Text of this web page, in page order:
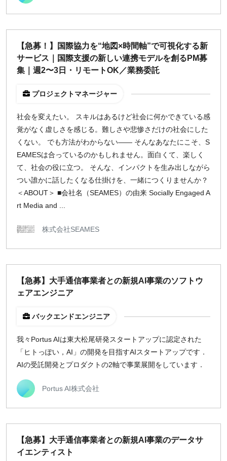
【急募！】国際協力を“地図×時間軸”で可視化する新
サービス｜国際支援の新しい連携モデルを創るPM募
集｜週2〜3日・リモートOK／業務委託
プロジェクトマネージャー
社会を変えたい。 スキルはあるけど社会に何かできている感
覚がなく虚しさを感じる。難しさや悲惨さだけの社会にした
くない。 でも方法がわからない—— そんなあなたにこそ、S
EAMESは合っているのかもしれません。面白くて、楽しく
て、社会の役に立つ。 そんな、インパクトを生み出しながら
つい誰かに話したくなる仕掛けを、一緒につくりませんか？
＜ABOUT＞ ■会社名（SEAMES）の由来 Socially Engaged A
rt Media and ...
株式会社SEAMES
【急募】大手通信事業者との新規AI事業のソフトウ
ェアエンジニア
バックエンドエンジニア
我々Portus AIは東大松尾研発スタートアップに認定された
「ヒトっぽい，AI」の開発を目指すAIスタートアップです．
AIの受託開発とプロダクトの2軸で事業展開をしています．
Portus AI株式会社
【急募】大手通信事業者との新規AI事業のデータサ
イエンティスト